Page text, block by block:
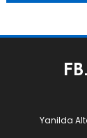
Yanilda